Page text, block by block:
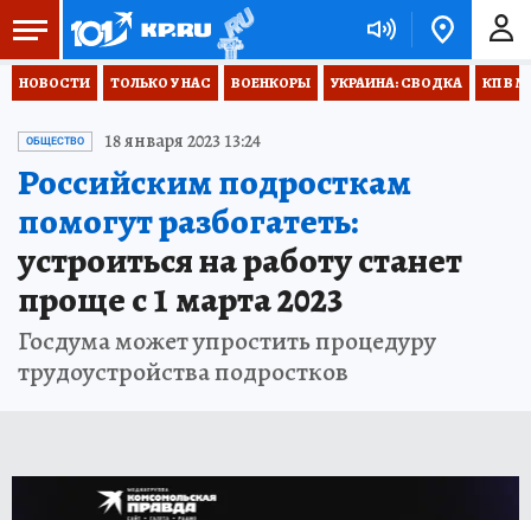
НОВОСТИ ТОЛЬКО У НАС ВОЕНКОРЫ УКРАИНА: СВОДКА КП В
ОБЩЕСТВО 18 января 2023 13:24
Российским подросткам
помогут разбогатеть:
устроиться на работу станет
проще с 1 марта 2023
Госдума может упростить процедуру
трудоустройства подростков